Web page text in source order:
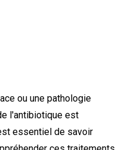
ou une pathologie
l'antibiotique est
essentiel de savoir